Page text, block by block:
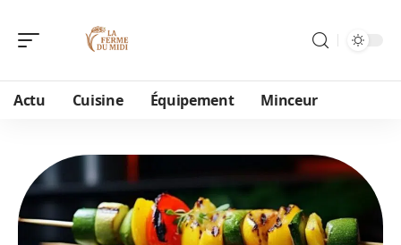
Actu Cuisine Équipement Minceur